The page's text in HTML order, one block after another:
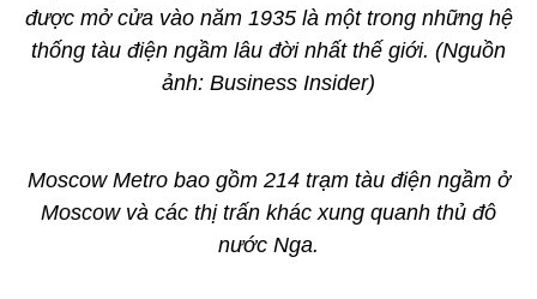
được mở cửa vào năm 1935 là một trong những hệ
thống tàu điện ngầm lâu đời nhất thế giới. (Nguồn
ảnh: Business Insider)
Moscow Metro bao gồm 214 trạm tàu điện ngầm ở
Moscow và các thị trấn khác xung quanh thủ đô
nước Nga.